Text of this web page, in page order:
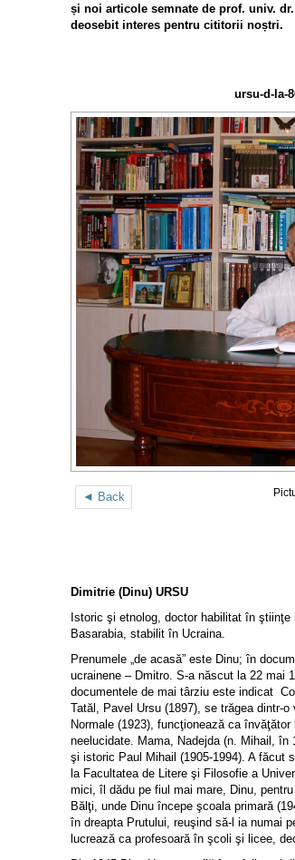
și noi articole semnate de prof. univ.
deosebit interes pentru cititorii noștri.
ursu-d-la-
◄ Back
Dimitrie (Dinu) URSU
Istoric şi etnolog, doctor habilitat în
Basarabia, stabilit în Ucraina.
Prenumele „de acasă” este Dinu; în
ucrainene – Dmitro. S-a născut la 22 mai
documentele de mai târziu este indicat
Tatăl, Pavel Ursu (1897), se trăgea dintr-
Normale (1923), funcţionează ca
neelucidate. Mama, Nadejda (n. Mihail,
şi istoric Paul Mihail (1905-1994). A făcut
la Facultatea de Litere şi Filosofie a
mici, îl dădu pe fiul mai mare, Dinu,
Bălţi, unde Dinu începe şcoala primară
în dreapta Prutului, reuşind să-l ia numai
lucrează ca profesoară în şcoli şi licee,